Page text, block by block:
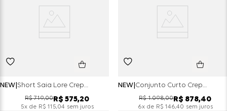
NEW Short Saia Lore Crepe Silver Com Cinto De Ilhoses - Vanilla
R$ 719,00R$ 575,20
5x de R$ 115,04 sem juros
NEW Conjunto Curto Crepe Silver Top Peplum E Short - Militar
R$ 1.098,00R$ 878,40
6x de R$ 146,40 sem juros